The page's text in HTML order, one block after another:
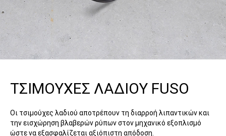
ΤΣΙΜΟΥΧΕΣ ΛΑΔΙΟΥ FUSO
Οι τσιμούχες λαδιού αποτρέπουν τη διαρροή λιπαντικών και
την εισχώρηση βλαβερών ρύπων στον μηχανικό εξοπλισμό
ώστε να εξασφαλίζεται αξιόπιστη απόδοση.